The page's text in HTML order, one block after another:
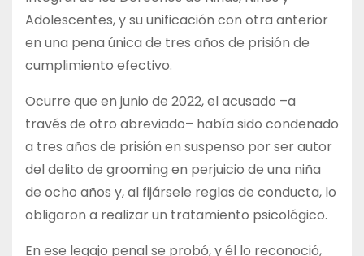
Adolescentes, y su unificación con otra anterior
en una pena única de tres años de prisión de
cumplimiento efectivo.
Ocurre que en junio de 2022, el acusado –a
través de otro abreviado– había sido condenado
a tres años de prisión en suspenso por ser autor
del delito de grooming en perjuicio de una niña
de ocho años y, al fijársele reglas de conducta, lo
obligaron a realizar un tratamiento psicológico.
En ese legajo penal se probó, y él lo reconoció,